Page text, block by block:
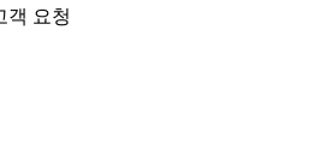
객 요청